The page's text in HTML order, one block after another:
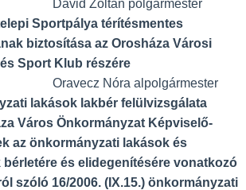
Zoltán polgármester
Sportpálya térítésmentes
biztosítása az Orosháza Városi
és Sport Klub részére
Nóra alpolgármester
lakások lakbér felülvizsgálata
Város Önkormányzat Képviselő-
az önkormányzati lakások és
bérletére és elidegenítésére vonatkozó
szóló 16/2006. (IX.15.) önkormányzati